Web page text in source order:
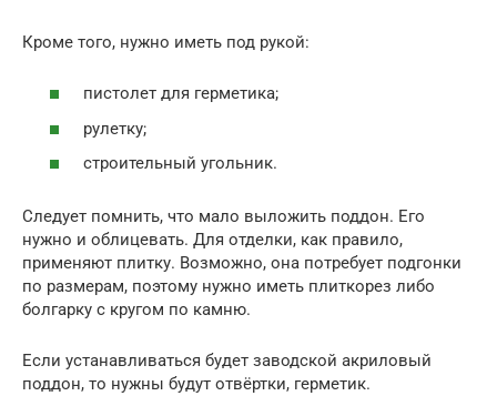
Кроме того, нужно иметь под рукой:
пистолет для герметика;
рулетку;
строительный угольник.
Следует помнить, что мало выложить поддон. Его
нужно и облицевать. Для отделки, как правило,
применяют плитку. Возможно, она потребует подгонки
по размерам, поэтому нужно иметь плиткорез либо
болгарку с кругом по камню.
Если устанавливаться будет заводской акриловый
поддон, то нужны будут отвёртки, герметик.